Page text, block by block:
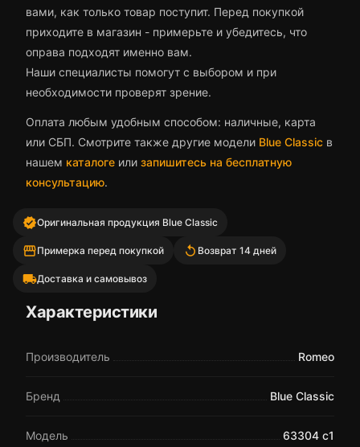
вами, как только товар поступит. Перед покупкой
приходите в магазин - примерьте и убедитесь, что
оправа подходят именно вам.
Наши специалисты помогут с выбором и при
необходимости проверят зрение.
Оплата любым удобным способом: наличные, карта
или СБП. Смотрите также другие модели Blue Classic в
нашем каталоге или запишитесь на бесплатную
консультацию.
verifiedОригинальная продукция Blue Classic
storefrontПримерка перед покупкой replay Возврат 14 дней
local_shippingДоставка и самовывоз
Характеристики
Производитель Romeo
Бренд Blue Classic
Модель 63304 c1